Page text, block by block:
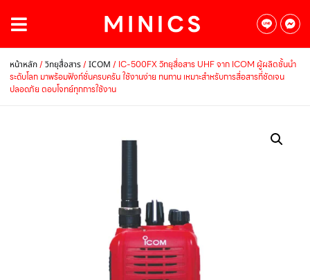
หน้าหลัก/วิทยุสื่อสาร/ICOM / IC-500FX วิทยุสื่อสาร UHF จาก ICOM ผู้ผลิตชั้นนำ
ระดับโลก มาพร้อมฟังก์ชั่นครบครัน ใช้งานง่าย ทนทาน เหมาะสำหรับการสื่อสารที่ชัดเจน
ปลอดภัย ตอบโจทย์ทุกการใช้งาน